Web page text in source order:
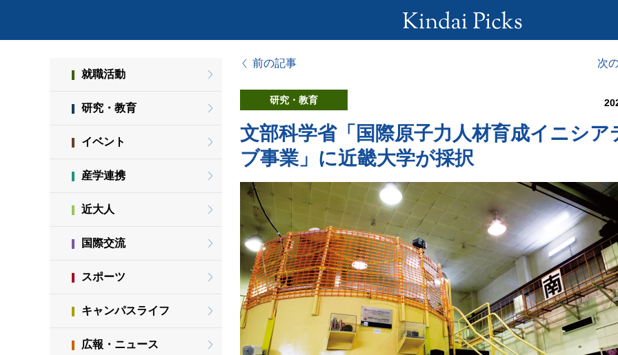
前の記事 次
研究・教育
文部科学省「国際原子力人材育成イニシア
ブ事業」に近畿大学が採択
就職活動
研究・教育
イベント
産学連携
近大人
国際交流
スポーツ
キャンパスライフ
広報・ニュース